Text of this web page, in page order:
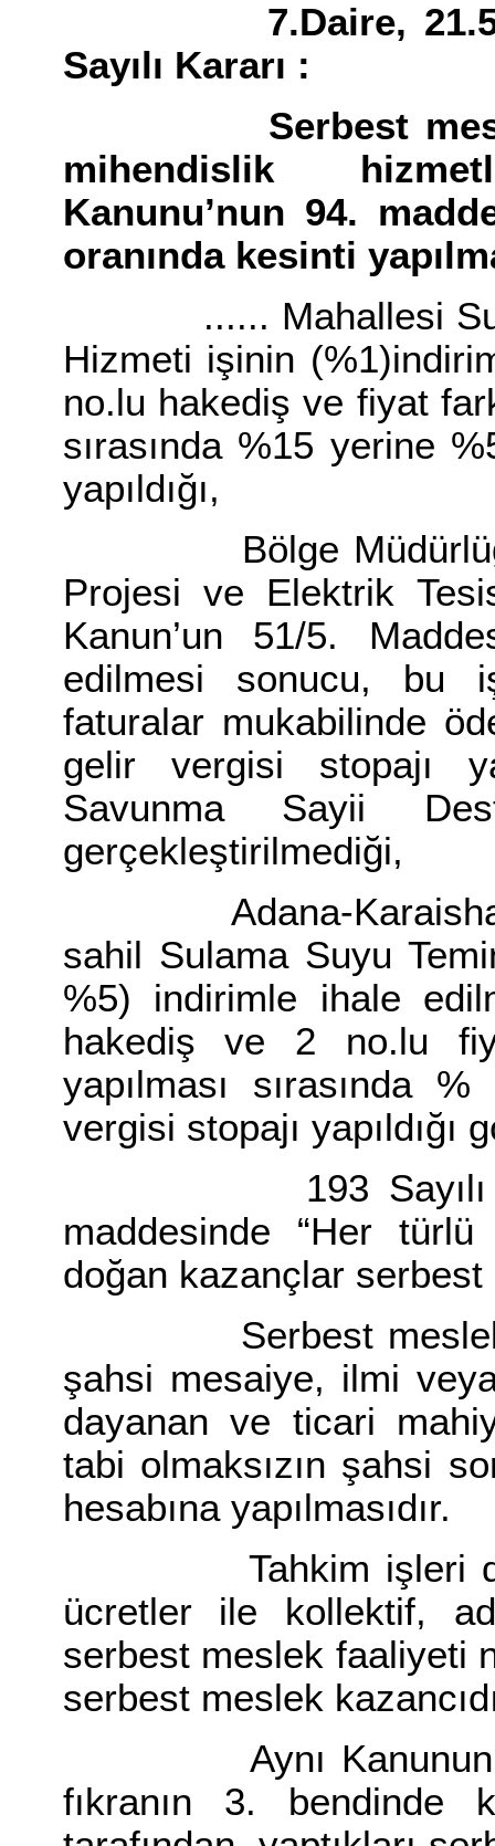
7.Daire,
Sayılı Kararı :
Serbest meslek
mihendislik
Kanunu’nun 94.
oranında kesinti
...... Mahallesi
Hizmeti işinin
no.lu hakediş ve fiyat
sırasında %15 yerine
yapıldığı,
Bölge Müdürlüğü
Projesi ve Elektrik
Kanun’un 51/5.
edilmesi sonucu, bu
faturalar mukabilinde
gelir vergisi stopajı
Savunma Sayii
gerçekleştirilmediği,
Adana-Karaishak-
sahil Sulama Suyu
%5) indirimle ihale
hakediş ve 2 no.lu
yapılması sırasında
vergisi stopajı yapıldığı
193 Sayılı Gelir
maddesinde “Her
doğan kazançlar serbest
Serbest meslek
şahsi mesaiye, ilmi
dayanan ve ticari
tabi olmaksızın şahsi
hesabına yapılmasıdır.
Tahkim işleri
ücretler ile kollektif,
serbest meslek faaliyeti
serbest meslek
Aynı Kanunun 94.
fıkranın 3. bendinde